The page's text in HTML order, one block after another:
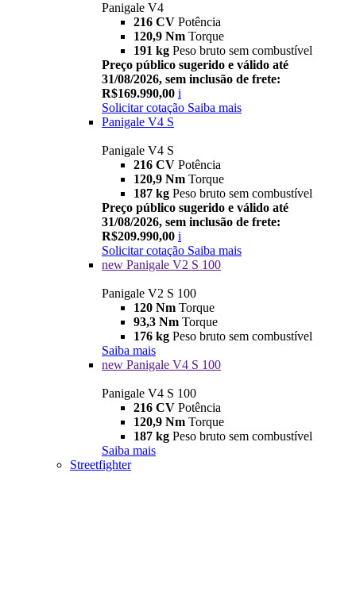
Panigale V4
216 CV Potência
120,9 Nm Torque
191 kg Peso bruto sem combustível
Preço público sugerido e válido até
31/08/2026, sem inclusão de frete:
R$169.990,00 i
Solicitar cotação Saiba mais
Panigale V4 S
Panigale V4 S
216 CV Potência
120,9 Nm Torque
187 kg Peso bruto sem combustível
Preço público sugerido e válido até
31/08/2026, sem inclusão de frete:
R$209.990,00 i
Solicitar cotação Saiba mais
new Panigale V2 S 100
Panigale V2 S 100
120 Nm Torque
93,3 Nm Torque
176 kg Peso bruto sem combustível
Saiba mais
new Panigale V4 S 100
Panigale V4 S 100
216 CV Potência
120,9 Nm Torque
187 kg Peso bruto sem combustível
Saiba mais
Streetfighter